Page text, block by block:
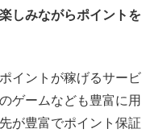
しみながらポイントを
イントが稼げるサービ
ゲームなども豊富に用
が豊富でポイント保証